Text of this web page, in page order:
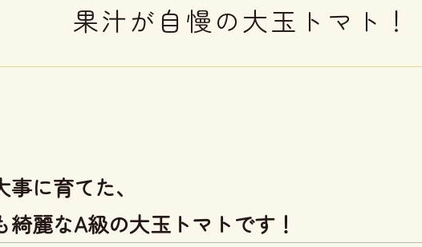
果汁が自慢の大玉トマト！
に育てた、
綺麗なA級の大玉トマトです！